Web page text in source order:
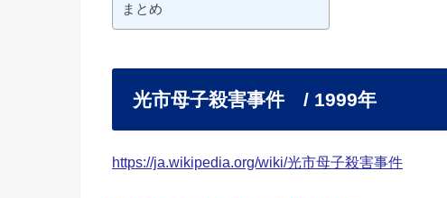
まとめ
光市母子殺害事件 / 1999年
https://ja.wikipedia.org/wiki/光市母子殺害事件